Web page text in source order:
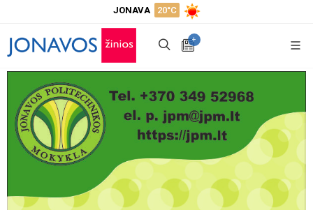
JONAVA 20°C
+